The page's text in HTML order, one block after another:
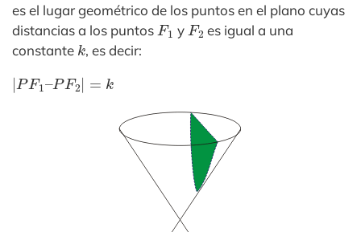
es el lugar geométrico de los puntos en el plano cuyas
distancias a los puntosF1yF2es igual a una
constante k, es decir:
| PF1 PF2 |